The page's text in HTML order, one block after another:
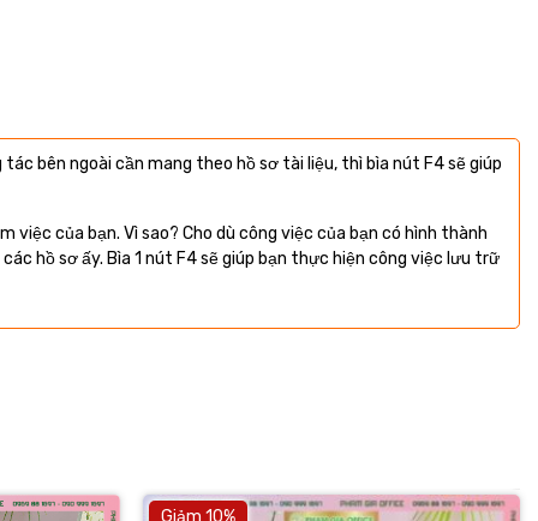
bên ngoài cần mang theo hồ sơ tài liệu, thì bìa nút F4 sẽ giúp
của bạn. Vì sao? Cho dù công việc của bạn có hình thành
hồ sơ ấy. Bìa 1 nút F4 sẽ giúp bạn thực hiện công việc lưu trữ
Giảm 10%